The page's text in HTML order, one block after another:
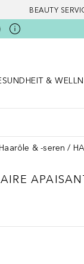
BEAUTY
&
& -seren